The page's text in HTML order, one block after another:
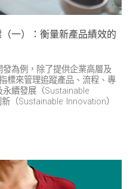
（一）：衡量新產品績效的
為例，除了提供企業高層及
標來管理追蹤產品、流程、專
續發展（Sustainable
（Sustainable Innovation）